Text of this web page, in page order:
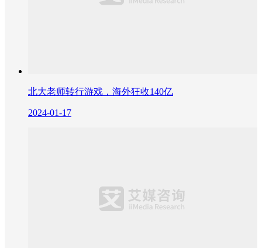
北大老师转行游戏，海外狂收140亿
2024-01-17